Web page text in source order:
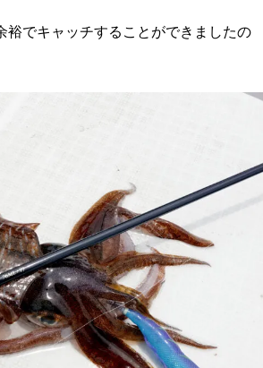
でキャッチすることができましたの